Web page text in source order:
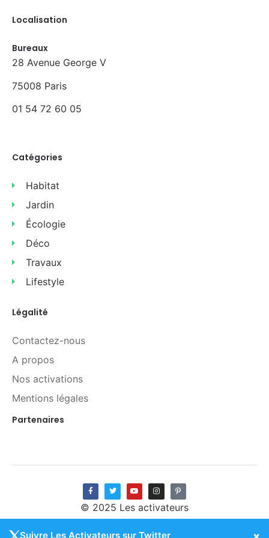
Localisation
Bureaux
28 Avenue George V
75008 Paris
01 54 72 60 05
Catégories
Habitat
Jardin
Écologie
Déco
Travaux
Lifestyle
Légalité
Contactez-nous
A propos
Nos activations
Mentions légales
Partenaires
© 2025 Les activateurs
Suivre Les Activateurs sur Twitter